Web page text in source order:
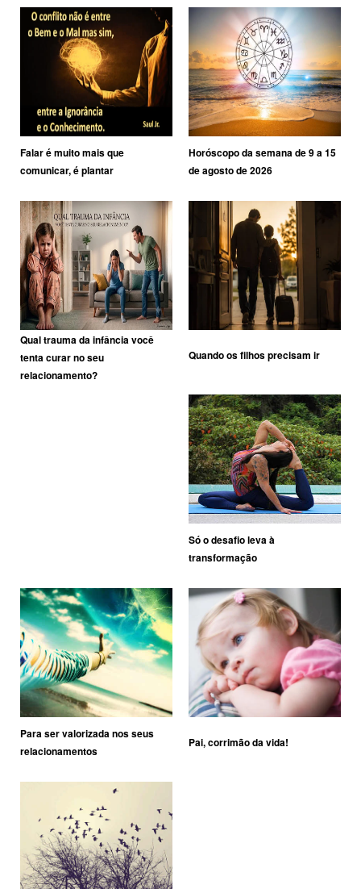
Falar é muito mais que
comunicar, é plantar
Horóscopo da semana de 9 a 15
de agosto de 2026
Qual trauma da infância você
tenta curar no seu
relacionamento?
Quando os filhos precisam ir
Só o desafio leva à
transformação
Para ser valorizada nos seus
relacionamentos
Pai, corrimão da vida!